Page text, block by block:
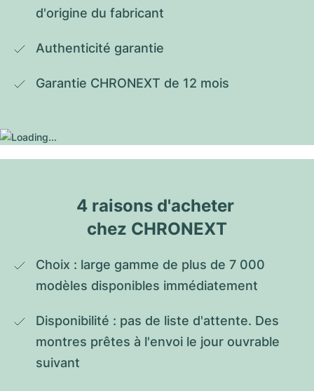
d'origine du fabricant
Authenticité garantie
Garantie CHRONEXT de 12 mois
4 raisons d'acheter
chez CHRONEXT
Choix : large gamme de plus de 7 000
modèles disponibles immédiatement
Disponibilité : pas de liste d'attente. Des
montres prêtes à l'envoi le jour ouvrable
suivant